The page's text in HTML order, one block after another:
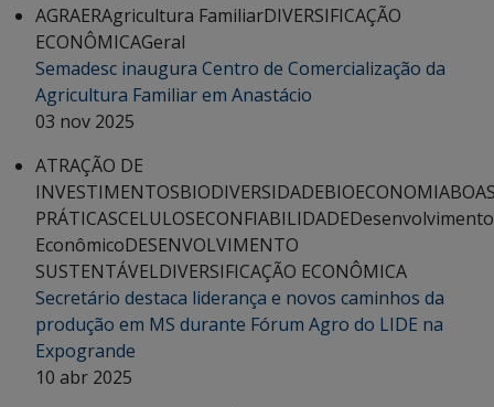
AGRAERAgricultura FamiliarDIVERSIFICAÇÃO
ECONÔMICAGeral
Semadesc inaugura Centro de Comercialização da
Agricultura Familiar em Anastácio
03 nov 2025
ATRAÇÃO DE
INVESTIMENTOSBIODIVERSIDADEBIOECONOMIA
PRÁTICASCELULOSECONFIABILIDADEDesenvolvimento
EconômicoDESENVOLVIMENTO
SUSTENTÁVELDIVERSIFICAÇÃO ECONÔMICA
Secretário destaca liderança e novos caminhos da
produção em MS durante Fórum Agro do LIDE na
Expogrande
10 abr 2025